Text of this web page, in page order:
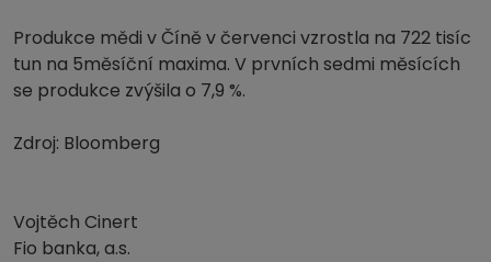
Produkce mědi v Číně v červenci vzrostla na 722 tisíc
tun na 5měsíční maxima. V prvních sedmi měsících
se produkce zvýšila o 7,9 %.
Zdroj: Bloomberg
Vojtěch Cinert
Fio banka, a.s.